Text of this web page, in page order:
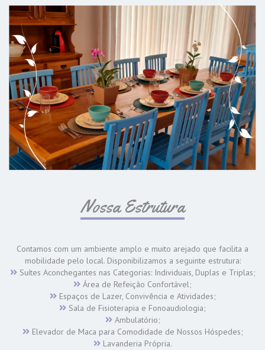
Nossa Estrutura
Contamos com um ambiente amplo e muito arejado que facilita a
mobilidade pelo local. Disponibilizamos a seguinte estrutura:
Suítes Aconchegantes nas Categorias: Individuais, Duplas e Triplas;
Área de Refeição Confortável;
Espaços de Lazer, Convivência e Atividades;
Sala de Fisioterapia e Fonoaudiologia;
Ambulatório;
Elevador de Maca para Comodidade de Nossos Hóspedes;
Lavanderia Própria.